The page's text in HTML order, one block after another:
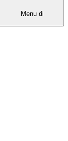
Menu di